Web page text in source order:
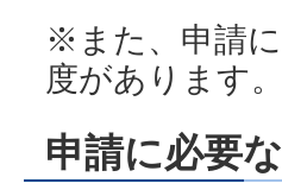
※また、申請
度があります。
申請に必要